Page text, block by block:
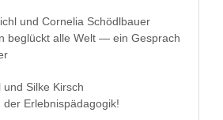
und Cor­nelia Schödlbauer
beglückt alle Welt — ein Gesprach
Silke Kirsch
der Erlebnispädagogik!